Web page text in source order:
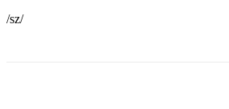
/sz/